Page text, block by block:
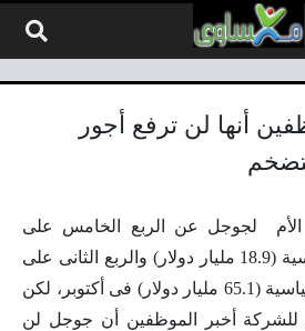
أنها لن ترفع أجور
الأم لجوجل عن الربع الخامس على
التوالي من الأرباح القياسية (18.9 مليار دولار) والربع الثانى على
التوالى من الإيرادات القياسية (65.1 مليار دولار) فى أكتوبر، لكن
للشركة أخبر الموظفين أن جوجل لن